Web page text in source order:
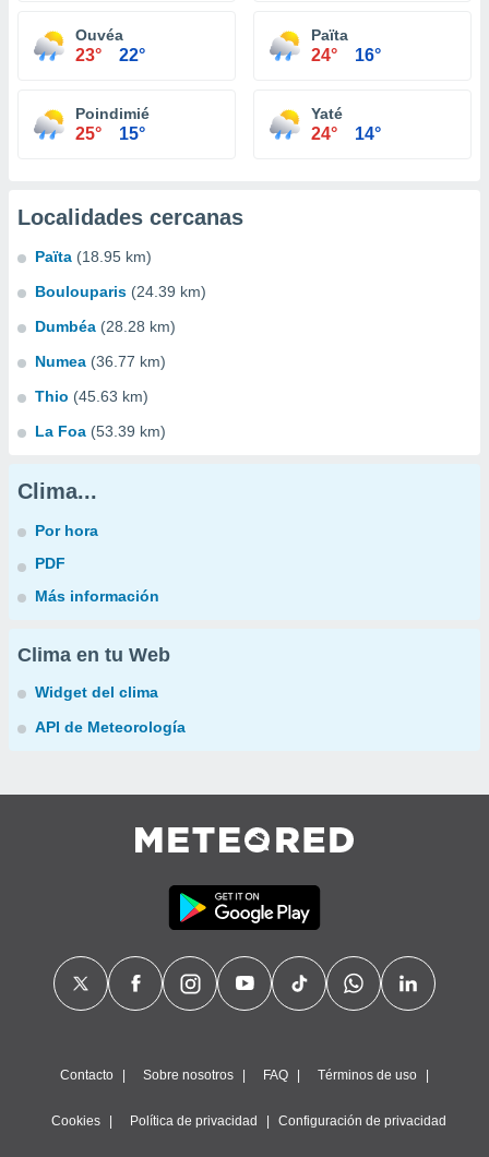
Ouvéa
23° 22°
Païta
24° 16°
Poindimié
25° 15°
Yaté
24° 14°
Localidades cercanas
Païta (18.95 km)
Boulouparis (24.39 km)
Dumbéa (28.28 km)
Numea (36.77 km)
Thio (45.63 km)
La Foa (53.39 km)
Clima...
Por hora
PDF
Más información
Clima en tu Web
Widget del clima
API de Meteorología
Contacto Sobre nosotros FAQ Términos de uso
Cookies Política de privacidad Configuración de privacidad